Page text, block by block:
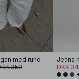
Strikket cardigan med rund hals
359
Jeans
DKK